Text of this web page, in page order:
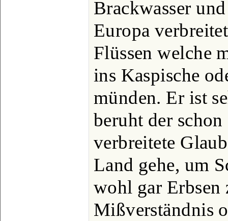
Brackwasser
Europa
Flüssen welche
ins Kaspische
münden. Er ist
beruht der
verbreitete
Land gehe, um
wohl gar Erbsen
Mißverständnis